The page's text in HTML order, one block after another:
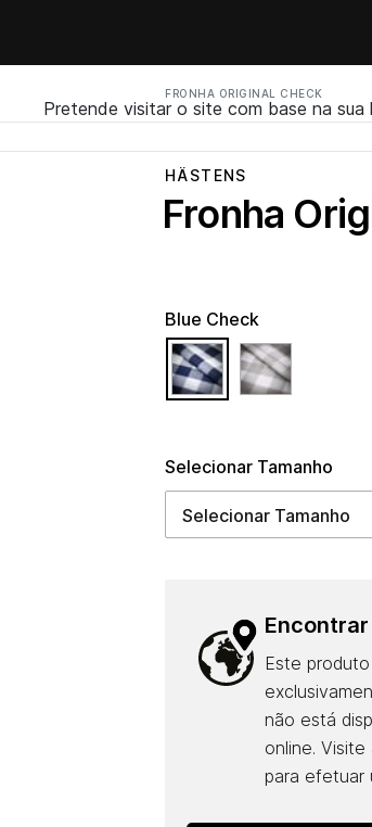
FRONHA ORIGINAL CHECK
Pretende visitar o site com base na sua
HÄSTENS
Fronha
Selecionar Tamanho
Blue Check
selected
Este
não está
online. Visite
para efetuar